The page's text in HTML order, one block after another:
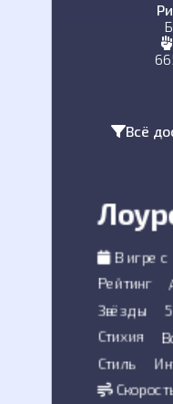
Всё
В игре с
Рейтинг
Звёзды
Стихия
Стиль